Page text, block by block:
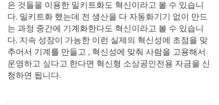
은 것들을 이용한 밀키트화도 혁신이라고 볼 수 있습니
다. 밀키트화 했는데 전 생산을 다 자동화기기 없이 만드
는 과정 중간에 기계화한다도 혁신이라고 볼 수 있습니
다. 지속 성장이 가능한 이런 실제의 혁신성에 초점을 맞
추어서 기계를 만들고 , 혁신성에 맞춰 사람을 고용해서
운영하고 싶다고 한다면 혁신형 소상공인전용 자금을 신
청하면 됩니다.